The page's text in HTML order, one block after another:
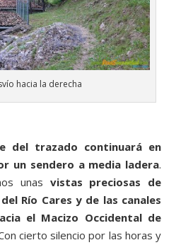
hacia la derecha
del trazado continuará en
un sendero a media ladera.
unas vistas preciosas de
Río Cares y de las canales
el Macizo Occidental de
cierto silencio por las horas y